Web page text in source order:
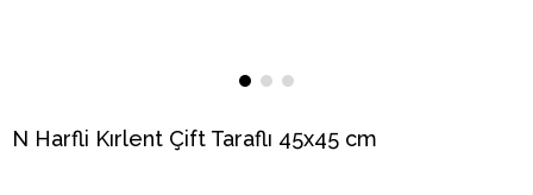
N Harfli Kırlent Çift Taraflı 45x45 cm